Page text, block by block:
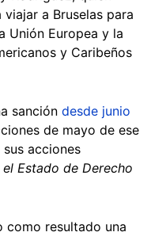
viajar a Bruselas para
Unión Europea y la
y Caribeños
sanción desde junio
de mayo de ese
acciones
Estado de Derecho
como resultado una